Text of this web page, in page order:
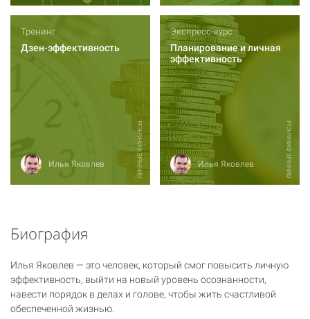
ЛИЧНЫЕ ФИНАНСЫ
Тренинг
Дзен-эффективность
Илья Яковлев ЛИЧНЫЕ ФИНАНСЫ
Экспресс-курс
Планирование и личная
эффективность
Илья Яковлев
Биография
Илья Яковлев — это человек, который смог повысить личную
эффективность, выйти на новый уровень осознанности,
навести порядок в делах и голове, чтобы жить счастливой
обеспеченной жизнью.